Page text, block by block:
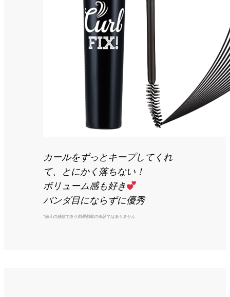
カールをずっとキープしてくれ
て、とにかく落ちない！
ボリューム感も好き
パンダ目にならずに優秀
*個人の感想であり効果効能の保証ではありません